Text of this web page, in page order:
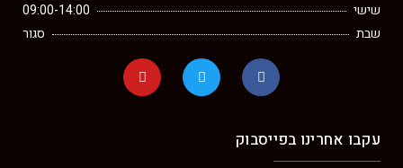
שישי
09:00-14:00
שבת
סגור
עקבו אחרינו בפייסבוק